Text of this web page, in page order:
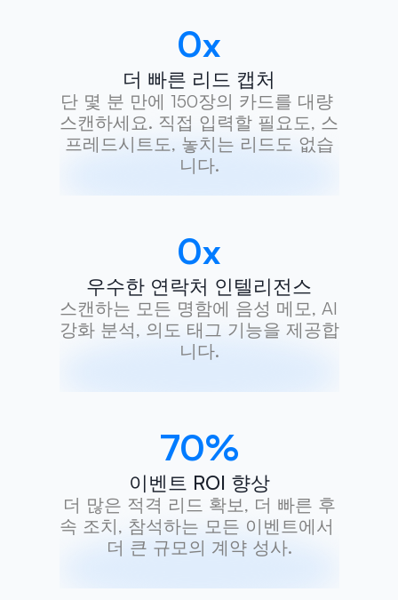
0x
더 빠른 리드 캡처
단 몇 분 만에 150장의 카드를 대량
스캔하세요. 직접 입력할 필요도, 스
프레드시트도, 놓치는 리드도 없습
니다.
0x
우수한 연락처 인텔리전스
스캔하는 모든 명함에 음성 메모, AI
강화 분석, 의도 태그 기능을 제공합
니다.
70%
이벤트 ROI 향상
더 많은 적격 리드 확보, 더 빠른 후
속 조치, 참석하는 모든 이벤트에서
더 큰 규모의 계약 성사.